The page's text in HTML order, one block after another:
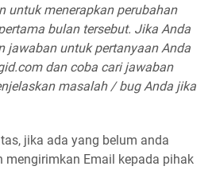
untuk menerapkan perubahan
bulan tersebut. Jika Anda
jawaban untuk pertanyaan Anda
dan coba cari jawaban
masalah / bug Anda jika
jika ada yang belum anda
mengirimkan Email kepada pihak